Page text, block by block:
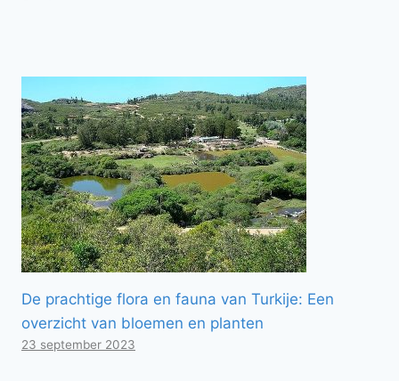
De prachtige flora en fauna van Turkije: Een
overzicht van bloemen en planten
23 september 2023